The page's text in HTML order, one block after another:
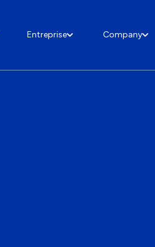
Entreprise Company